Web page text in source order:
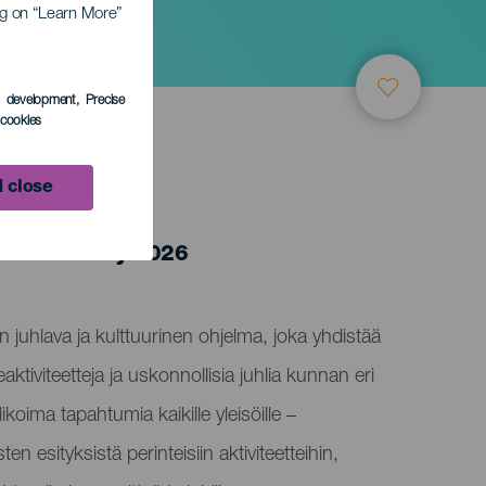
on “Learn More”
development, Precise
close
5 January 2026
juhlava ja kulttuurinen ohjelma, joka yhdistää
ja uskonnollisia juhlia kunnan eri
tapahtumia kaikille yleisöille –
esityksistä perinteisiin aktiviteetteihin,